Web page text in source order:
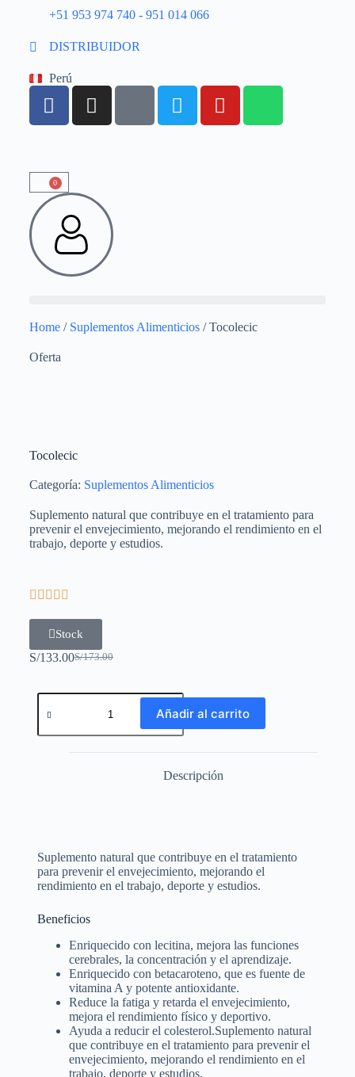
+51 953 974 740 - 951 014 066
DISTRIBUIDOR
Perú
0
Home/ Suplementos Alimenticios/ Tocolecic
Oferta
Tocolecic
Categoría: Suplementos Alimenticios
Suplemento natural que contribuye en el tratamiento para
prevenir el envejecimiento, mejorando el rendimiento en el
trabajo, deporte y estudios.
    
Stock
S/173.00
S/133.00
Añadir al carrito
Descripción
Suplemento natural que contribuye en el tratamiento
para prevenir el envejecimiento, mejorando el
rendimiento en el trabajo, deporte y estudios.
Beneficios
Enriquecido con lecitina, mejora las funciones
cerebrales, la concentración y el aprendizaje.
Enriquecido con betacaroteno, que es fuente de
vitamina A y potente antioxidante.
Reduce la fatiga y retarda el envejecimiento,
mejora el rendimiento físico y deportivo.
Ayuda a reducir el colesterol.Suplemento natural
que contribuye en el tratamiento para prevenir el
envejecimiento, mejorando el rendimiento en el
trabajo, deporte y estudios.